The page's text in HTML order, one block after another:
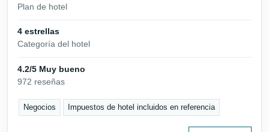
Plan de hotel
4 estrellas
Categoría del hotel
4.2/5 Muy bueno
972 reseñas
Negocios Impuestos de hotel incluidos en referencia